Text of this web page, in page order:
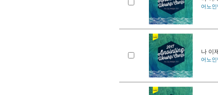
어노
나 이
어노